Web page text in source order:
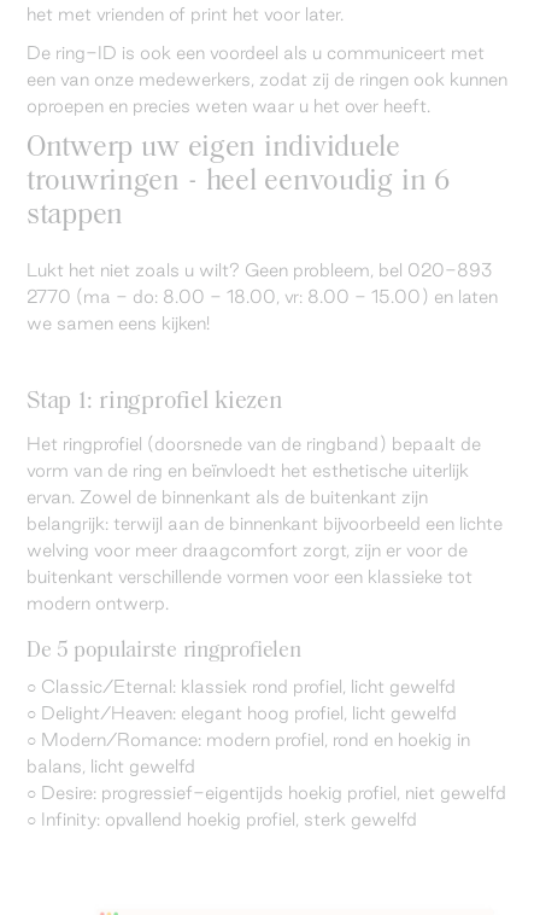
het met vrienden of print het voor later.
De ring-ID is ook een voordeel als u communiceert met
een van onze medewerkers, zodat zij de ringen ook kunnen
oproepen en precies weten waar u het over heeft.
Ontwerp uw eigen individuele
trouwringen - heel eenvoudig in 6
stappen
Lukt het niet zoals u wilt? Geen probleem, bel 020-893
2770 (ma - do: 8.00 - 18.00, vr: 8.00 - 15.00) en laten
we samen eens kijken!
Stap 1: ringprofiel kiezen
Het ringprofiel (doorsnede van de ringband) bepaalt de
vorm van de ring en beïnvloedt het esthetische uiterlijk
ervan. Zowel de binnenkant als de buitenkant zijn
belangrijk: terwijl aan de binnenkant bijvoorbeeld een lichte
welving voor meer draagcomfort zorgt, zijn er voor de
buitenkant verschillende vormen voor een klassieke tot
modern ontwerp.
De 5 populairste ringprofielen
○ Classic/Eternal: klassiek rond profiel, licht gewelfd
○ Delight/Heaven: elegant hoog profiel, licht gewelfd
○ Modern/Romance: modern profiel, rond en hoekig in
balans, licht gewelfd
○ Desire: progressief-eigentijds hoekig profiel, niet gewelfd
○ Infinity: opvallend hoekig profiel, sterk gewelfd